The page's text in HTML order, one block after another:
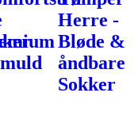
Herre -
Bløde &
åndbare
Sokker